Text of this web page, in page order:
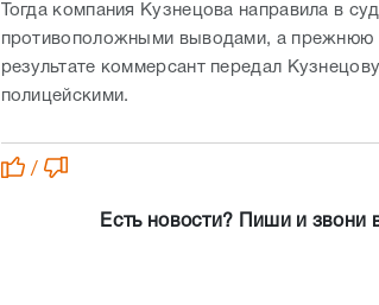
Тогда компания Кузнецова направила в
противоположными выводами, а прежнюю
результате коммерсант передал
полицейскими.
/
Есть новости? Пиши и звони